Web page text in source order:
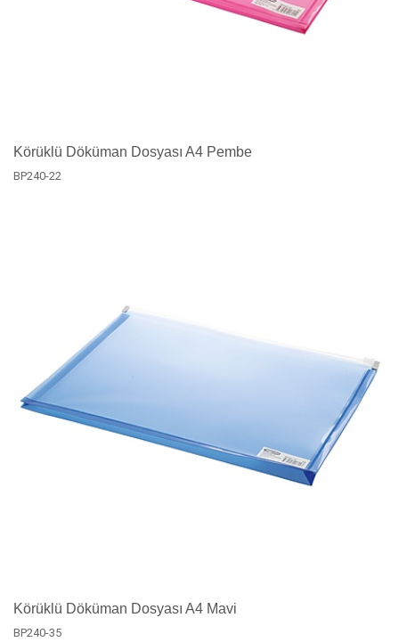
Körüklü Döküman Dosyası A4 Pembe
BP240-22
Körüklü Döküman Dosyası A4 Mavi
BP240-35